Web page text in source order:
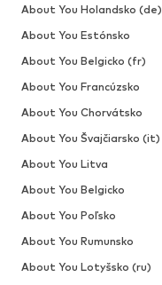
About You Holandsko (de)
About You Estónsko
About You Belgicko (fr)
About You Francúzsko
About You Chorvátsko
About You Švajčiarsko (it)
About You Litva
About You Belgicko
About You Poľsko
About You Rumunsko
About You Lotyšsko (ru)